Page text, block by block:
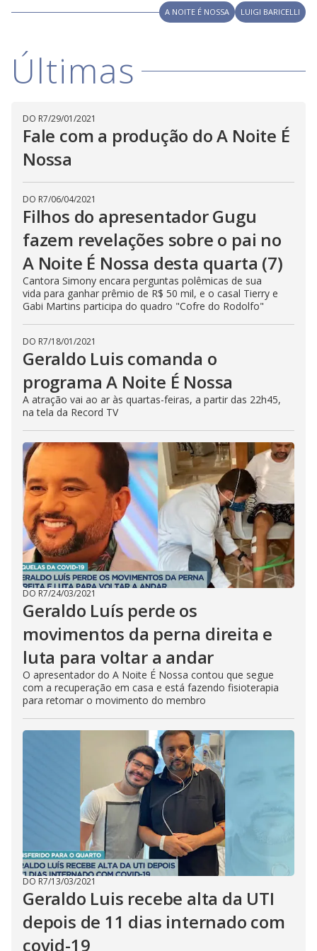
e
o
A NOITE É NOSSA LUIGI BARICELLI
Últimas
DO R7/29/01/2021
Fale com a produção do A Noite É
Nossa
DO R7/06/04/2021
Filhos do apresentador Gugu
fazem revelações sobre o pai no
A Noite É Nossa desta quarta (7)
Cantora Simony encara perguntas polêmicas de sua
vida para ganhar prêmio de R$ 50 mil, e o casal Tierry e
Gabi Martins participa do quadro "Cofre do Rodolfo"
DO R7/18/01/2021
Geraldo Luis comanda o
programa A Noite É Nossa
A atração vai ao ar às quartas-feiras, a partir das 22h45,
na tela da Record TV
DO R7/24/03/2021
Geraldo Luís perde os
movimentos da perna direita e
luta para voltar a andar
O apresentador do A Noite É Nossa contou que segue
com a recuperação em casa e está fazendo fisioterapia
para retomar o movimento do membro
DO R7/13/03/2021
Geraldo Luis recebe alta da UTI
depois de 11 dias internado com
covid-19